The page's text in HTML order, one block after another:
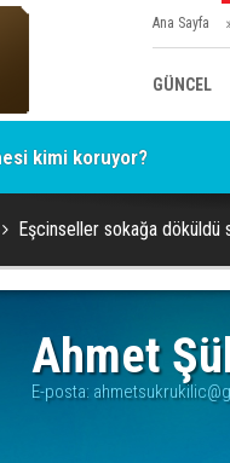
Ana Sayfa
GÜNCEL
kimi koruyor?
militan Hasan
Eşcinseller sokağa döküldü
Ahmet
E-posta: